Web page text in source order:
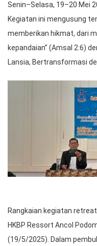
Senin–Selasa, 19–20 Mei
Kegiatan ini mengusung
memberikan hikmat, dari
kepandaian” (Amsal 2:6)
Lansia, Bertransformasi
Rangkaian kegiatan
HKBP Ressort Ancol
(19/5/2025). Dalam